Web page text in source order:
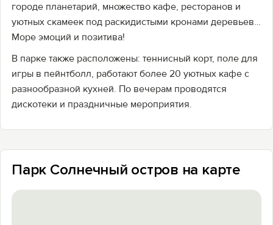
городе планетарий, множество кафе, ресторанов и
уютных скамеек под раскидистыми кронами деревьев…
Море эмоций и позитива!
В парке также расположены: теннисный корт, поле для
игры в пейнтболл, работают более 20 уютных кафе с
разнообразной кухней. По вечерам проводятся
дискотеки и праздничные мероприятия.
Парк Солнечный остров на карте